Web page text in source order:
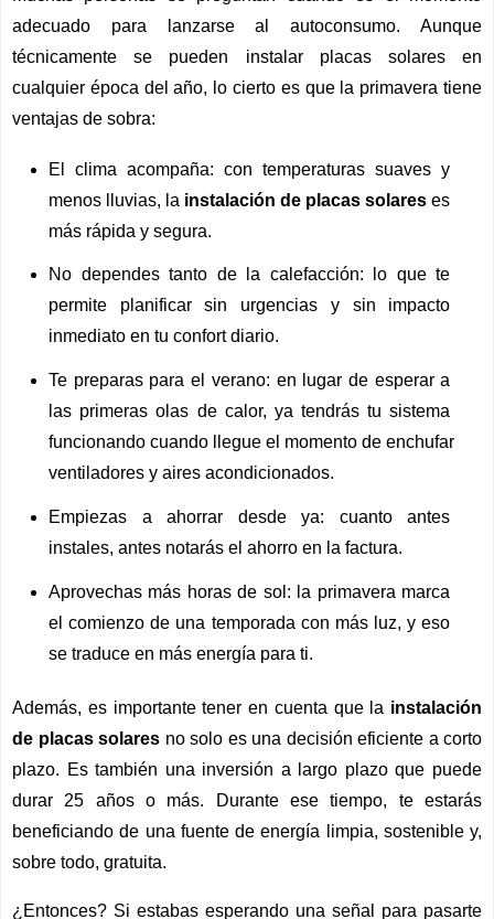
adecuado para lanzarse al autoconsumo. Aunque
técnicamente se pueden instalar placas solares en
cualquier época del año, lo cierto es que la primavera tiene
ventajas de sobra:
El clima acompaña: con temperaturas suaves y
menos lluvias, la instalación de placas solares es
más rápida y segura.
No dependes tanto de la calefacción: lo que te
permite planificar sin urgencias y sin impacto
inmediato en tu confort diario.
Te preparas para el verano: en lugar de esperar a
las primeras olas de calor, ya tendrás tu sistema
funcionando cuando llegue el momento de enchufar
ventiladores y aires acondicionados.
Empiezas a ahorrar desde ya: cuanto antes
instales, antes notarás el ahorro en la factura.
Aprovechas más horas de sol: la primavera marca
el comienzo de una temporada con más luz, y eso
se traduce en más energía para ti.
Además, es importante tener en cuenta que la instalación
de placas solares no solo es una decisión eficiente a corto
plazo. Es también una inversión a largo plazo que puede
durar 25 años o más. Durante ese tiempo, te estarás
beneficiando de una fuente de energía limpia, sostenible y,
sobre todo, gratuita.
¿Entonces? Si estabas esperando una señal para pasarte